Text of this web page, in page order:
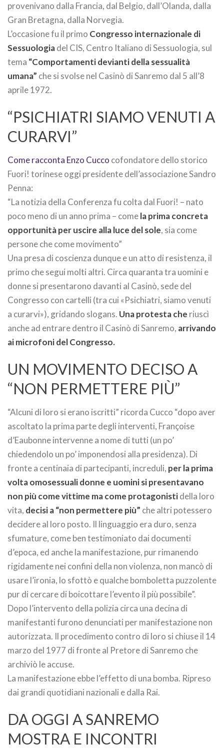
provenivano dalla Francia, dal Belgio, dall’Olanda, dalla
Gran Bretagna, dalla Norvegia.
L’occasione fu il primo Congresso internazionale di
Sessuologiadel CIS, Centro Italiano di Sessuologia, sul
tema “Comportamenti devianti della sessualità
umana” che si svolse nel Casinò di Sanremo dal 5 all’8
aprile 1972.
“PSICHIATRI SIAMO VENUTI A
CURARVI”
Come racconta Enzo Cucco cofondatore dello storico
Fuori! torinese oggi presidente dell’associazione Sandro
Penna:
“La notizia della Conferenza fu colta dal Fuori! – nato
poco meno di un anno prima – comela prima concreta
opportunità per uscire alla luce del sole, sia come
persone che come movimento”
Una presa di coscienza dunque e un atto di resistenza, il
primo che segui molti altri. Circa quaranta tra uomini e
donne si presentarono davanti al Casinò, sede del
Congresso con cartelli (tra cui «Psichiatri, siamo venuti
a curarvi»), gridando slogans. Una protesta che riuscì
anche ad entrare dentro il Casinò di Sanremo, arrivando
ai microfoni del Congresso.
UN MOVIMENTO DECISO A
“NON PERMETTERE PIÙ”
“Alcuni di loro si erano iscritti” ricorda Cucco “dopo aver
ascoltato la prima parte degli interventi, Françoise
d’Eaubonne intervenne a nome di tutti (un po’
chiedendolo un po’ imponendosi alla presidenza). Di
fronte a centinaia di partecipanti, increduli, per la prima
volta omosessuali donne e uomini si presentavano
non più come vittime ma come protagonistidella loro
vita, decisi a “non permettere più” che altri potessero
decidere al loro posto. Il linguaggio era duro, senza
sfumature, come ben testimoniato dai documenti
d’epoca, ed anche la manifestazione, pur rimanendo
rigidamente nei confini della non violenza, non mancò di
usare l’ironia, lo sfottò e qualche bomboletta puzzolente
pur di cercare di boicottare l’evento il più possibile”.
Dopo l’intervento della polizia circa una decina di
manifestanti furono denunciati per manifestazione non
autorizzata. Il procedimento contro di loro si chiuse il 14
marzo del 1977 di fronte al Pretore di Sanremo che
archiviò le accuse.
La manifestazione ebbe l’effetto di una bomba. Ripreso
dai grandi quotidiani nazionali e dalla Rai.
DA OGGI A SANREMO
MOSTRA E INCONTRI